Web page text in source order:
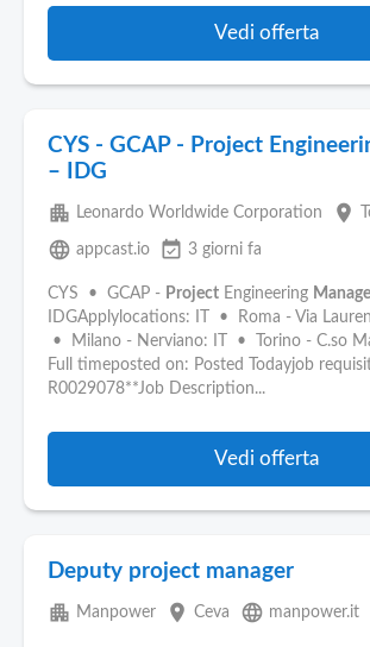
Vedi offerta
CYS - GCAP - Project
– IDG
apartment Leonardo Worldwide Corporation place
language appcast.io event_available 3 giorni fa
CYS • GCAP - Project Engineering
IDGApplylocations: IT • Roma - Via
• Milano - Nerviano: IT • Torino - C.so
Full timeposted on: Posted Todayjob
R0029078**Job Description...
Vedi offerta
Deputy project manager
apartment Manpower place Ceva language manpower.it